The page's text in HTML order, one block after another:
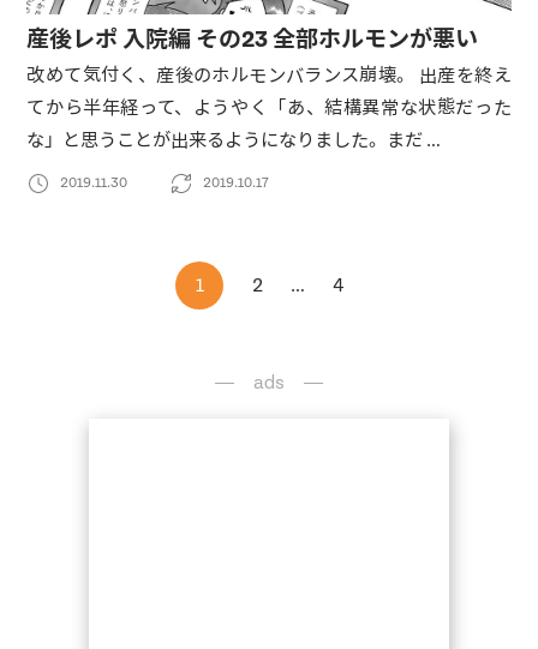
産後レポ 入院編 その23 全部ホルモンが悪い
改めて気付く、産後のホルモンバランス崩壊。 出産を終え
てから半年経って、ようやく「あ、結構異常な状態だった
な」と思うことが出来るようになりました。まだ …
2019.11.30 2019.10.17
1 2 … 4
ads